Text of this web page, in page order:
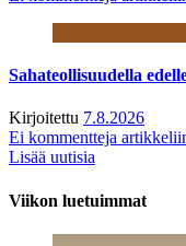
Sahateollisuudella
Kirjoitettu 7.8.2026
Ei kommentteja
Lisää uutisia
Viikon luetuimmat